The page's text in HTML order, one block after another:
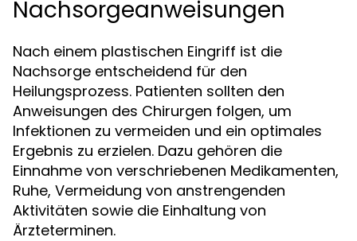
Nachsorgeanweisungen
Nach einem plastischen Eingriff ist die
Nachsorge entscheidend für den
Heilungsprozess. Patienten sollten den
Anweisungen des Chirurgen folgen, um
Infektionen zu vermeiden und ein optimales
Ergebnis zu erzielen. Dazu gehören die
Einnahme von verschriebenen Medikamenten,
Ruhe, Vermeidung von anstrengenden
Aktivitäten sowie die Einhaltung von
Ärzteterminen.